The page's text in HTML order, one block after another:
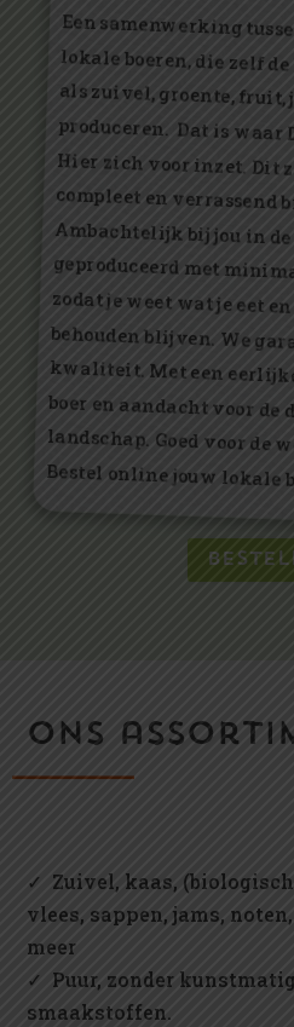
Een samenwerking
lokale boeren, die zelf
als zuivel, groente,
produceren. Dat is
Hier zich voor inzet. Dit
compleet en verrassend
Ambachtelijk bij
geproduceerd met
zodat je weet wat
behouden blijven. We
kwaliteit. Met een
boer en aandacht voor
landschap. Goed voor de
Bestel online jouw lokale
ons
✓ Zuivel, kaas,
vlees, sappen, jams,
meer
✓ Puur, zonder
smaakstoffen.